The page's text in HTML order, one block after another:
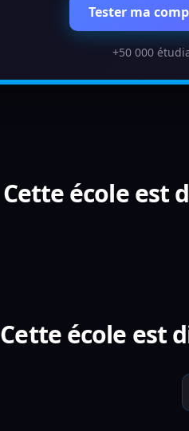
Tester ma
+50 000
Cette école est
Cette école est